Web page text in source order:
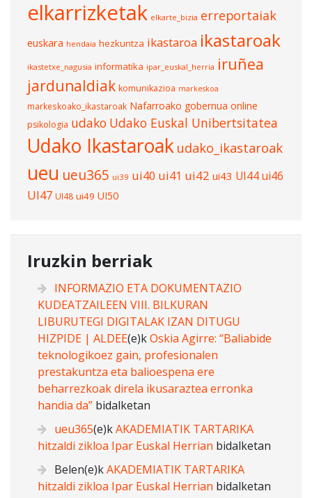
elkarrizketak elkarte_bizia erreportaiak
euskara hendaia hezkuntza ikastaroa ikastaroak
ikastetxe_nagusia informatika ipar_euskal_herria iruñea
jardunaldiak komunikazioa markeskoa
markeskoako_ikastaroak Nafarroako gobernua online
psikologia udako Udako Euskal Unibertsitatea
Udako Ikastaroak udako_ikastaroak
ueu ueu365 ui39 ui40 ui41 ui42 ui43 UI44ui46
UI47 UI48 ui49 UI50
Iruzkin berriak
INFORMAZIO ETA DOKUMENTAZIO
KUDEATZAILEEN VIII. BILKURAN
LIBURUTEGI DIGITALAK IZAN DITUGU
HIZPIDE | ALDEE(e)kOskia Agirre: “Baliabide
teknologikoez gain, profesionalen
prestakuntza eta balioespena ere
beharrezkoak direla ikusaraztea erronka
handia da” bidalketan
ueu365(e)kAKADEMIATIK TARTARIKA
hitzaldi zikloa Ipar Euskal Herrian bidalketan
Belen(e)kAKADEMIATIK TARTARIKA
hitzaldi zikloa Ipar Euskal Herrian bidalketan